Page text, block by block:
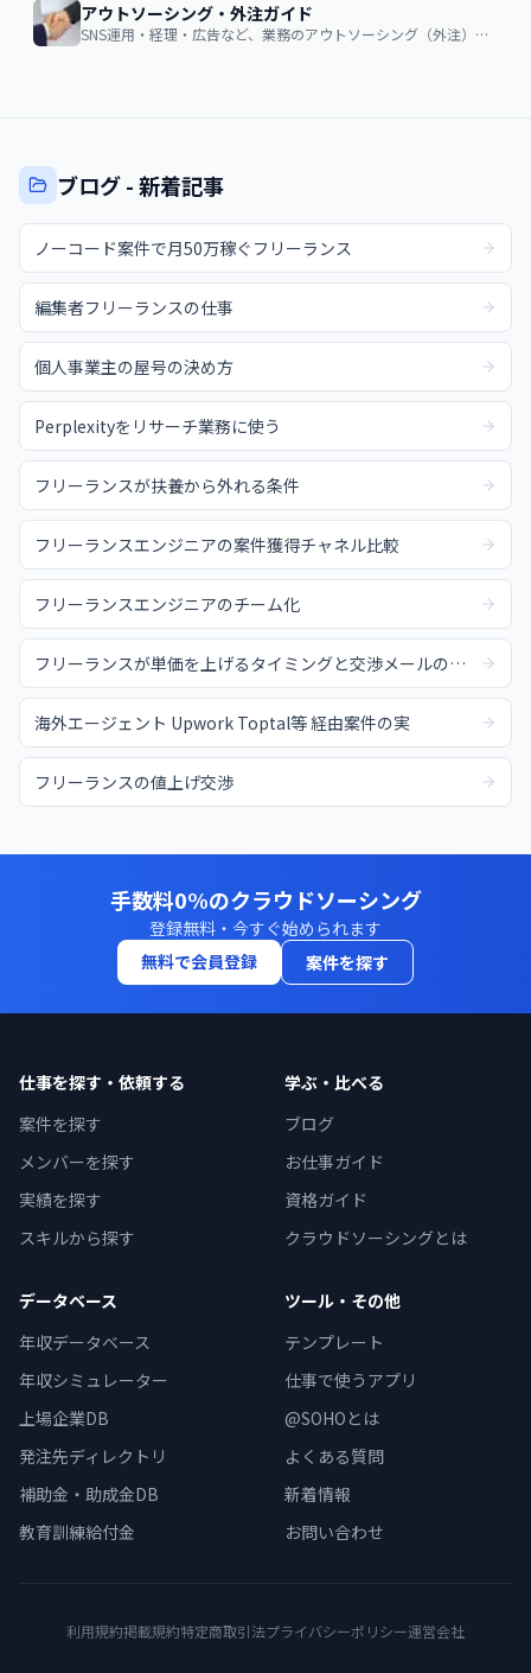
アウトソーシング・外注ガイド
SNS運用・経理・広告など、業務のアウトソーシング（外注）を検討する企業・個人向け。費用相場・依頼の流れ・失敗しない選び方
ブログ - 新着記事
ノーコード案件で月50万稼ぐフリーランス
編集者フリーランスの仕事
個人事業主の屋号の決め方
Perplexityをリサーチ業務に使う
フリーランスが扶養から外れる条件
フリーランスエンジニアの案件獲得チャネル比較
フリーランスエンジニアのチーム化
フリーランスが単価を上げるタイミングと交渉メールの例文
海外エージェント Upwork Toptal等 経由案件の実
フリーランスの値上げ交渉
手数料0%のクラウドソーシング
登録無料・今すぐ始められます
無料で会員登録
案件を探す
仕事を探す・依頼する
案件を探す
メンバーを探す
実績を探す
スキルから探す
学ぶ・比べる
ブログ
お仕事ガイド
資格ガイド
クラウドソーシングとは
データベース
年収データベース
年収シミュレーター
上場企業DB
発注先ディレクトリ
補助金・助成金DB
教育訓練給付金
ツール・その他
テンプレート
仕事で使うアプリ
@SOHOとは
よくある質問
新着情報
お問い合わせ
利用規約掲載規約特定商取引法プライバシーポリシー運営会社